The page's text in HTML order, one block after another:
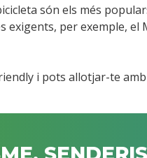
són els més
exigents, per exemple,
i pots allotjar-te